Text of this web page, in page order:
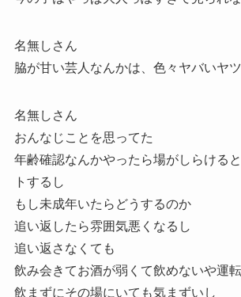
名無しさん
脇が甘い芸人なんかは、色々ヤバいヤ
名無しさん
おんなじことを思ってた
年齢確認なんかやったら場がしらける
トするし
もし未成年いたらどうするのか
追い返したら雰囲気悪くなるし
追い返さなくても
飲み会きてお酒が弱くて飲めないや運
飲まずにその場にいても気まずいし